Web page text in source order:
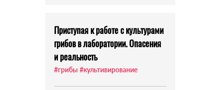
Приступая к работе с культурами
грибов в лаборатории. Опасения
и реальность
#грибы #культивирование